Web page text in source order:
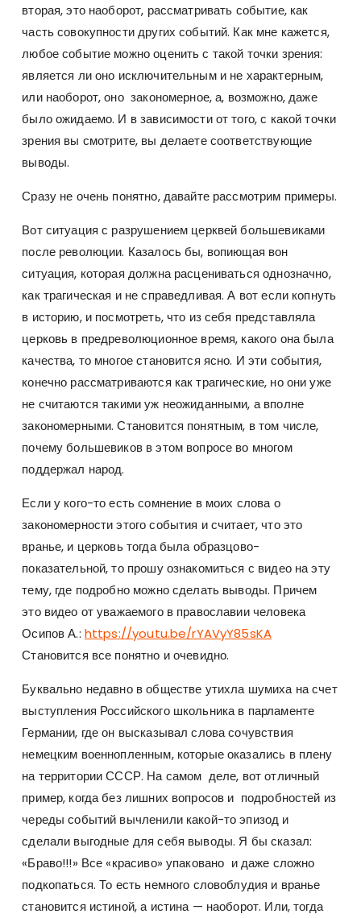
вторая, это наоборот, рассматривать событие, как
часть совокупности других событий. Как мне кажется,
любое событие можно оценить с такой точки зрения:
является ли оно исключительным и не характерным,
или наоборот, оно закономерное, а, возможно, даже
было ожидаемо. И в зависимости от того, с какой точки
зрения вы смотрите, вы делаете соответствующие
выводы.
Сразу не очень понятно, давайте рассмотрим примеры.
Вот ситуация с разрушением церквей большевиками
после революции. Казалось бы, вопиющая вон
ситуация, которая должна расцениваться однозначно,
как трагическая и не справедливая. А вот если копнуть
в историю, и посмотреть, что из себя представляла
церковь в предреволюционное время, какого она была
качества, то многое становится ясно. И эти события,
конечно рассматриваются как трагические, но они уже
не считаются такими уж неожиданными, а вполне
закономерными. Становится понятным, в том числе,
почему большевиков в этом вопросе во многом
поддержал народ.
Если у кого-то есть сомнение в моих слова о
закономерности этого события и считает, что это
вранье, и церковь тогда была образцово-
показательной, то прошу ознакомиться с видео на эту
тему, где подробно можно сделать выводы. Причем
это видео от уважаемого в православии человека
Осипов А.: https://youtu.be/rYAVyY85sKA
Становится все понятно и очевидно.
Буквально недавно в обществе утихла шумиха на счет
выступления Российского школьника в парламенте
Германии, где он высказывал слова сочувствия
немецким военнопленным, которые оказались в плену
на территории СССР. На самом деле, вот отличный
пример, когда без лишних вопросов и подробностей из
череды событий вычленили какой-то эпизод и
сделали выгодные для себя выводы. Я бы сказал:
«Браво!!!» Все «красиво» упаковано и даже сложно
подкопаться. То есть немного словоблудия и вранье
становится истиной, а истина — наоборот. Или, тогда